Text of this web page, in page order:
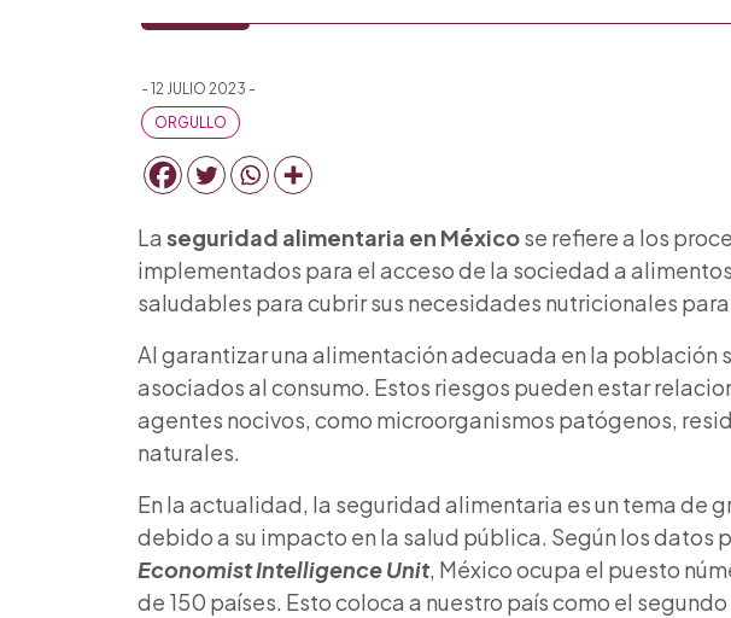
- 12 JULIO 2023 -
ORGULLO
La seguridad alimentaria en Méxicose refiere a los
implementados para el acceso de la sociedad a
saludables para cubrir sus necesidades nutricionales
Al garantizar una alimentación adecuada en la población
asociados al consumo. Estos riesgos pueden estar
agentes nocivos, como microorganismos patógenos,
naturales.
En la actualidad, la seguridad alimentaria es un tema de
debido a su impacto en la salud pública. Según los datos
Economist Intelligence Unit, México ocupa el puesto
de 150 países. Esto coloca a nuestro país como el